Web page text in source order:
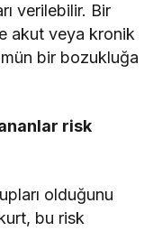
verilebilir. Bir
akut veya kronik
bir bozukluğa
risk
olduğunu
bu risk